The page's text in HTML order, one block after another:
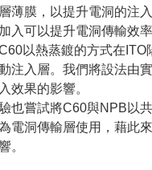
薄膜，以提升電洞的注
入可以提升電洞傳輸效率
以熱蒸鍍的方式在ITO
注入層。我們將設法由
效果的影響。
也嘗試將C60與NPB以
電洞傳輸層使用，藉此
。